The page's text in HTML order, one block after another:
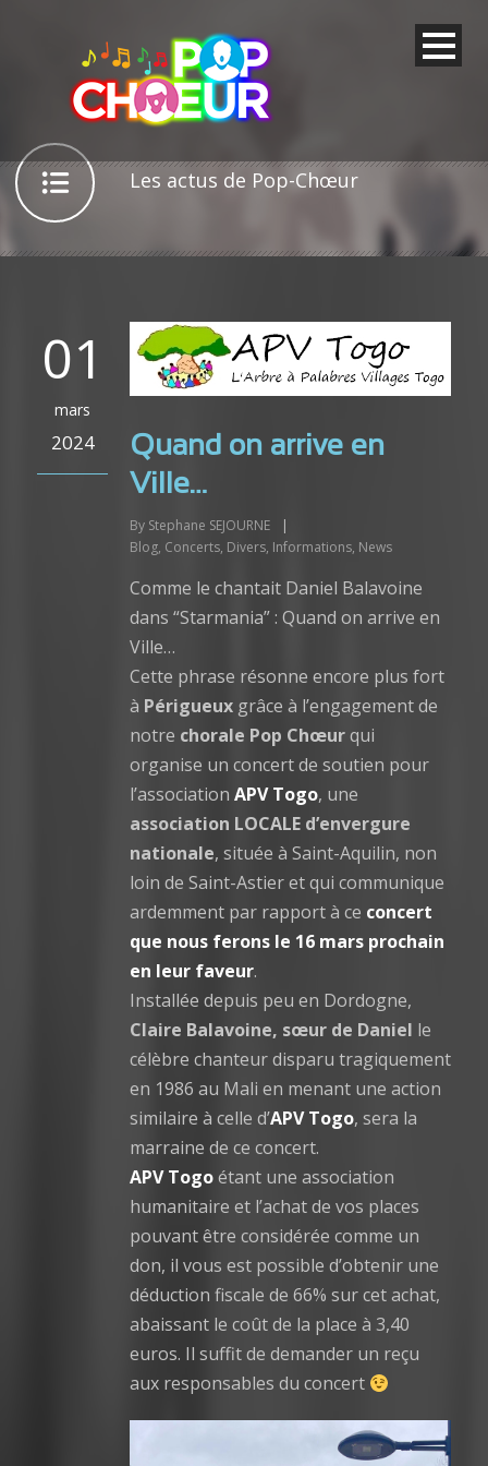
Les actus de Pop-Chœur
01
mars
2024
Quand on arrive en
Ville…
By Stephane SEJOURNE
|
Blog, Concerts, Divers, Informations, News
Comme le chantait Daniel Balavoine
dans “Starmania” : Quand on arrive en
Ville…
Cette phrase résonne encore plus fort
à Périgueux grâce à l’engagement de
notre chorale Pop Chœurqui
organise un concert de soutien pour
l’association APV Togo, une
association LOCALE d’envergure
nationale, située à Saint-Aquilin, non
loin de Saint-Astier et qui communique
ardemment par rapport à ce concert
que nous ferons le 16 mars prochain
en leur faveur.
Installée depuis peu en Dordogne,
Claire Balavoine, sœur de Daniel le
célèbre chanteur disparu tragiquement
en 1986 au Mali en menant une action
similaire à celle d’APV Togo, sera la
marraine de ce concert.
APV Togoétant une association
humanitaire et l’achat de vos places
pouvant être considérée comme un
don, il vous est possible d’obtenir une
déduction fiscale de 66% sur cet achat,
abaissant le coût de la place à 3,40
euros. Il suffit de demander un reçu
aux responsables du concert